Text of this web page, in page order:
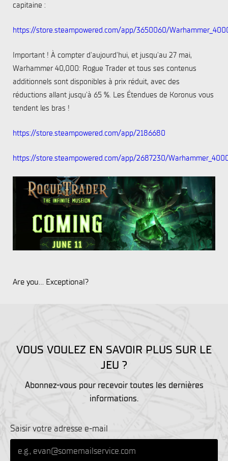
capitaine :
https://store.steampowered.com/app/3650060/
Important ! À compter d'aujourd'hui, et jusqu'au 27 mai,
Warhammer 40,000: Rogue Trader et tous ses contenus
additionnels sont disponibles à prix réduit, avec des
réductions allant jusqu'à 65 %. Les Étendues de Koronus vous
tendent les bras !
https://store.steampowered.com/app/2186680
https://store.steampowered.com/app/2687230/
Are you... Exceptional?
VOUS VOULEZ EN SAVOIR PLUS SUR LE
JEU ?
Abonnez-vous pour recevoir toutes les dernières
informations.
Saisir votre adresse e-mail